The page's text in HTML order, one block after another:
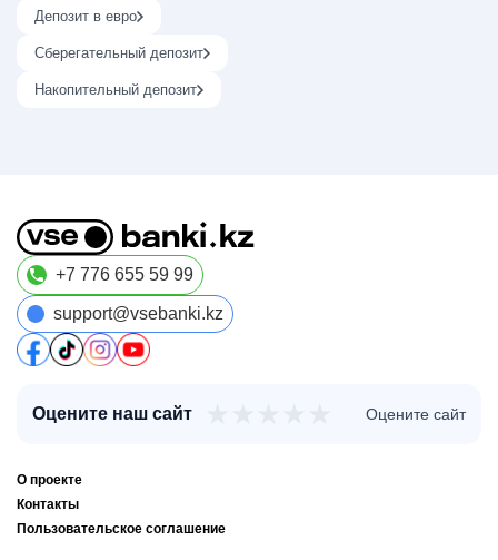
Депозит в евро
Сберегательный депозит
Накопительный депозит
+7 776 655 59 99
support@vsebanki.kz
Оцените наш сайт Оцените сайт
О проекте
Контакты
Пользовательское соглашение